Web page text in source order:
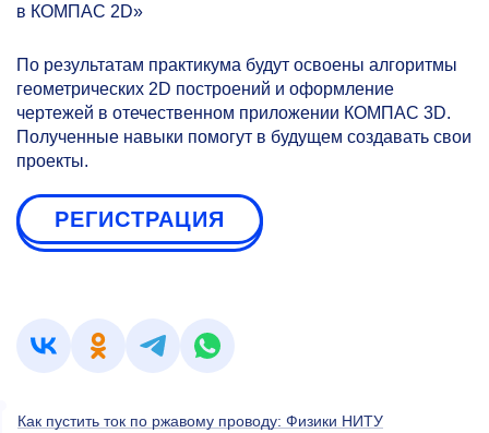
в КОМПАС 2D»
По результатам практикума будут освоены алгоритмы
геометрических 2D построений и оформление
чертежей в отечественном приложении КОМПАС 3D.
Полученные навыки помогут в будущем создавать свои
проекты.
РЕГИСТРАЦИЯ
Как пустить ток по ржавому проводу: Физики НИТУ